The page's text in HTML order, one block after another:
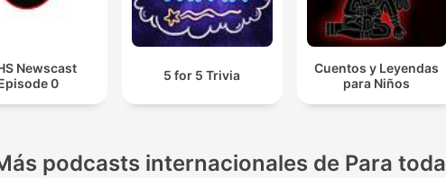
Newscast
0
5 for 5 Trivia
Cuentos y Leyendas
para Niños
podcasts internacionales de Para toda